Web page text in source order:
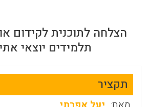
הצלחה לתוכנית לקידום
תלמידים יוצאי
תקציר